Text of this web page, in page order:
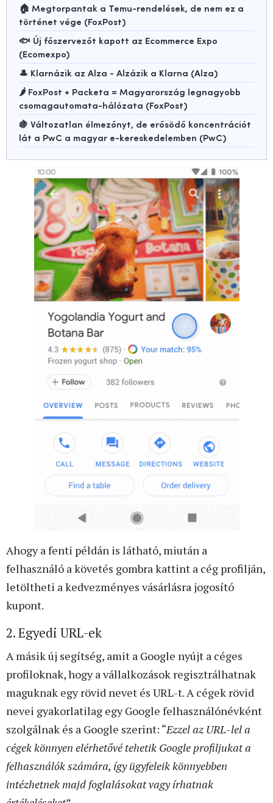
🏠 Megtorpantak a Temu-rendelések, de nem ez a
történet vége (FoxPost)
🐟 Új főszervezőt kapott az Ecommerce Expo
(Ecomexpo)
🎩 Klarnázik az Alza - Alzázik a Klarna (Alza)
🌶️ FoxPost + Packeta = Magyarország legnagyobb
csomagautomata-hálózata (FoxPost)
🍇 Változatlan élmezőnyt, de erősödő koncentrációt
lát a PwC a magyar e-kereskedelemben (PwC)
Ahogy a fenti példán is látható, miután a
felhasználó a követés gombra kattint a cég profilján,
letöltheti a kedvezményes vásárlásra jogosító
kupont.
2. Egyedi URL-ek
A másik új segítség, amit a Google nyújt a céges
profiloknak, hogy a vállalkozások regisztrálhatnak
maguknak egy rövid nevet és URL-t. A cégek rövid
nevei gyakorlatilag egy Google felhasználónévként
szolgálnak és a Google szerint: “Ezzel az URL-lel a
cégek könnyen elérhetővé tehetik Google profiljukat a
felhasználók számára, így ügyfeleik könnyebben
intézhetnek majd foglalásokat vagy írhatnak